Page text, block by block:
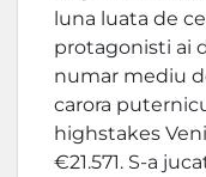
luna luata de
protagonisti ai
numar mediu
carora
highstakes
€21.571. S-a